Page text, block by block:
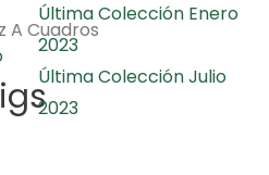
Última Colección Enero
2023
Última Colección Julio
2023
A Cuadros